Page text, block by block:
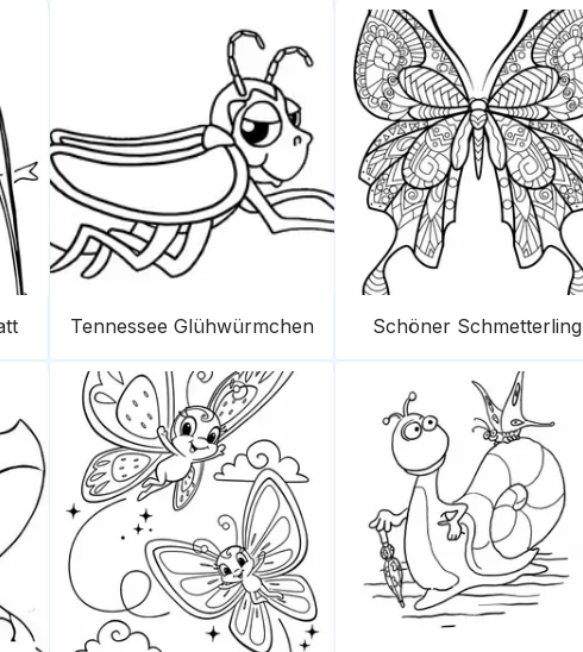
Tennessee Glühwürmchen Schöner Schmetterling